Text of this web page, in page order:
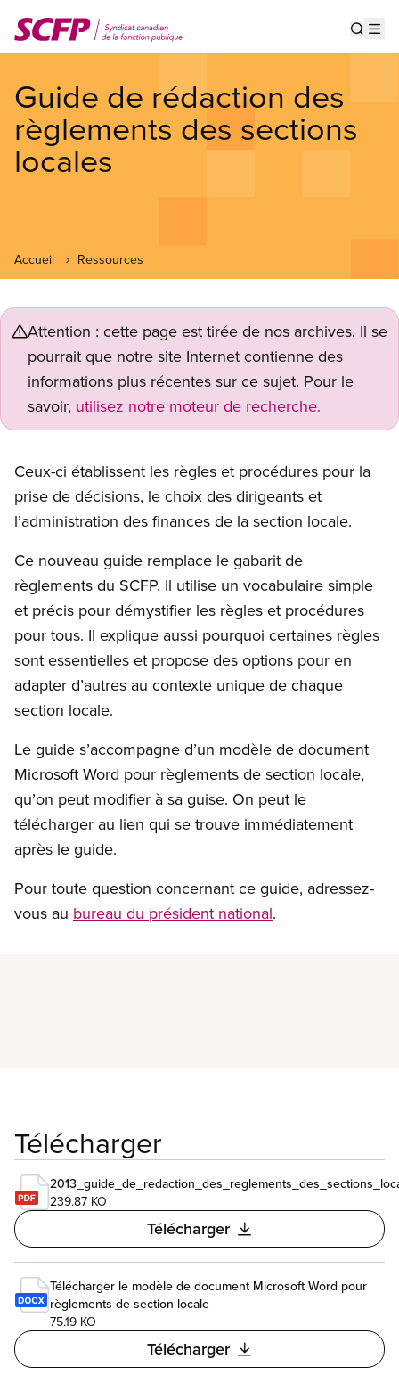
au
contenu
Guide de rédaction des
règlements des sections
locales
Accueil Ressources
Attention : cette page est tirée de nos archives. Il se
pourrait que notre site Internet contienne des
informations plus récentes sur ce sujet. Pour le
savoir, utilisez notre moteur de recherche.
Ceux-ci établissent les règles et procédures pour la
prise de décisions, le choix des dirigeants et
l’administration des finances de la section locale.
Ce nouveau guide remplace le gabarit de
règlements du SCFP. Il utilise un vocabulaire simple
et précis pour démystifier les règles et procédures
pour tous. Il explique aussi pourquoi certaines règles
sont essentielles et propose des options pour en
adapter d’autres au contexte unique de chaque
section locale.
Le guide s’accompagne d’un modèle de document
Microsoft Word pour règlements de section locale,
qu’on peut modifier à sa guise. On peut le
télécharger au lien qui se trouve immédiatement
après le guide.
Pour toute question concernant ce guide, adressez-
vous au bureau du président national.
Télécharger
239.87 KO
Télécharger
Télécharger le modèle de document Microsoft Word pour
règlements de section locale
75.19 KO
Télécharger